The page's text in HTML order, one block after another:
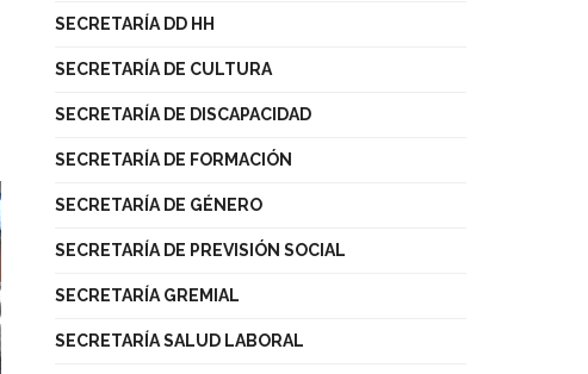
SECRETARÍA DD HH
SECRETARÍA DE CULTURA
SECRETARÍA DE DISCAPACIDAD
SECRETARÍA DE FORMACIÓN
SECRETARÍA DE GÉNERO
SECRETARÍA DE PREVISIÓN SOCIAL
SECRETARÍA GREMIAL
SECRETARÍA SALUD LABORAL